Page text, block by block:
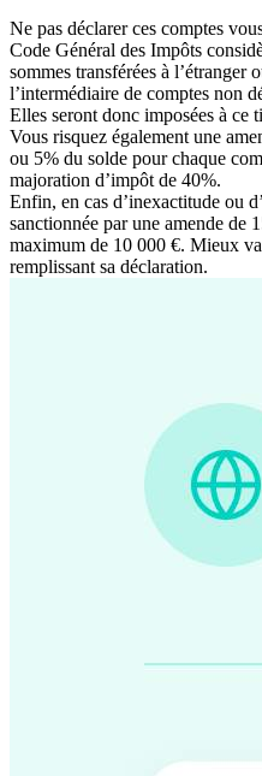
Ne pas déclarer ces comptes
Code Général des Impôts
sommes transférées à l’étranger
l’intermédiaire de comptes non
Elles seront donc imposées à ce
Vous risquez également une
ou 5% du solde pour chaque
majoration d’impôt de 40%.
Enfin, en cas d’inexactitude ou
sanctionnée par une amende de
maximum de 10 000 €. Mieux
remplissant sa déclaration.